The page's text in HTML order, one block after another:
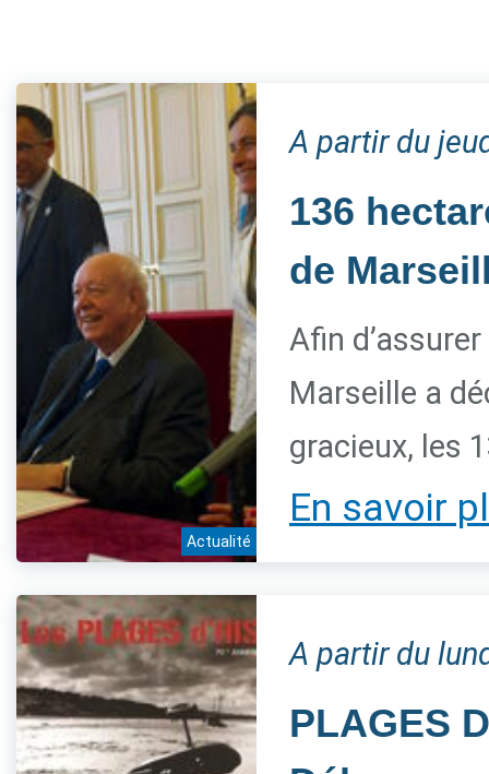
Actualité
A partir du
136
de
Afin
Marseille a
gracieux, les
En savoir
A partir du
PLAGES